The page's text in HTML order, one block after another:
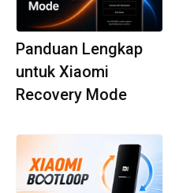
Panduan Lengkap
untuk Xiaomi
Recovery Mode